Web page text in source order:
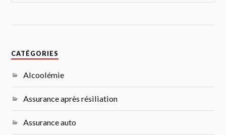
CATÉGORIES
Alcoolémie
Assurance après résiliation
Assurance auto